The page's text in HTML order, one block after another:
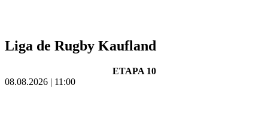
Liga de Rugby Kaufland
ETAPA 10
08.08.2026 | 11:00